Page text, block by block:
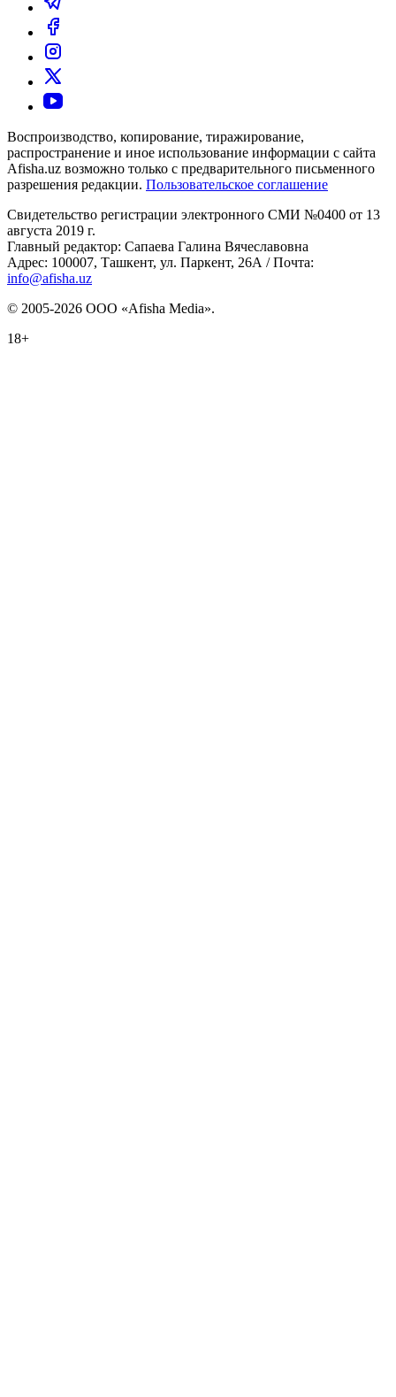
Воспроизводство, копирование, тиражирование,
распространение и иное использование информации с сайта
Afisha.uz возможно только с предварительного письменного
разрешения редакции. Пользовательское соглашение
Свидетельство регистрации электронного СМИ №0400 от 13
августа 2019 г.
Главный редактор: Сапаева Галина Вячеславовна
Адрес: 100007, Ташкент, ул. Паркент, 26А / Почта:
info@afisha.uz
© 2005-2026 ООО «Afisha Media».
18+